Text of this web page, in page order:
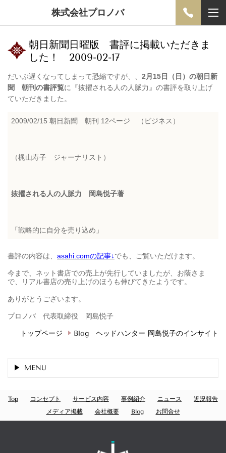
株式会社プロノバ
朝日新聞日曜版 書評に掲載いただきま
した！ 2009-02-17
だいぶ遅くなってしまって恐縮ですが、、 2月15日（日）の朝日新
聞 朝刊の書評覧に『抜擢される人の人脈力』の書評を取り上げ
ていただきました。
2009/02/15 朝日新聞 朝刊 12ページ （ビジネス）
（梶山寿子 ジャーナリスト）
抜擢される人の人脈力 岡島悦子著
「戦略的に自分を売り込め」
書評の内容は、 asahi.comの記事↓でも、ご覧いただけます。
今まで、ネット書店での売上が先行していましたが、お蔭さま
で、リアル書店の売り上げのほうも伸びてきたようです。
ありがとうございます。
プロノバ 代表取締役 岡島悦子
トップページ Blog ヘッドハンター 岡島悦子のインサイト
MENU
Top コンセプト サービス内容 事例紹介 ニュース
近況報告
メディア掲載
会社概要 Blog お問合せ